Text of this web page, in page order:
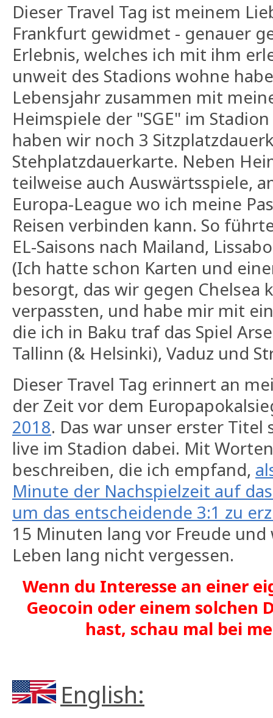
Dieser Travel Tag ist meinem
Frankfurt gewidmet - genauer
Erlebnis, welches ich mit ihm
unweit des Stadions wohne
Lebensjahr zusammen mit
Heimspiele der "SGE" im
haben wir noch 3
Stehplatzdauerkarte. Neben
teilweise auch Auswärtsspiele,
Europa-League wo ich meine
Reisen verbinden kann. So
EL-Saisons nach Mailand,
(Ich hatte schon Karten und
besorgt, das wir gegen
verpassten, und habe mir mit
die ich in Baku traf das Spiel
Tallinn (& Helsinki), Vaduz und
Dieser Travel Tag erinnert an
der Zeit vor dem
2018. Das war unser erster Titel
live im Stadion dabei. Mit
beschreiben, die ich empfand,
Minute der Nachspielzeit auf
um das entscheidende 3:1 zu
15 Minuten lang vor Freude
Leben lang nicht vergessen.
Wenn du Interesse an einer
Geocoin oder einem solchen
hast, schau mal bei
English: